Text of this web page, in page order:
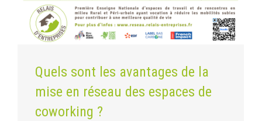
Quels sont les avantages de la
mise en réseau des espaces de
coworking ?